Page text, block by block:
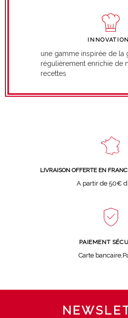
une gamme inspirée de la
régulièrement enrichie de
recettes
LIVRAISON OFFERTE EN
A partir de 50€
PAIEMENT
Carte